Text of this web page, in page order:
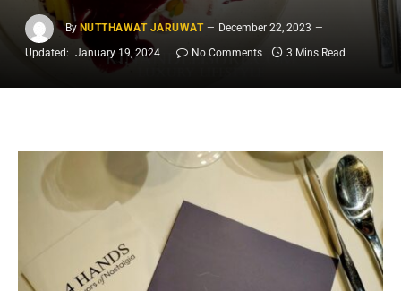
By NUTTHAWAT JARUWAT
December 22, 2023
Updated: January 19, 2024 No Comments 3 Mins Read